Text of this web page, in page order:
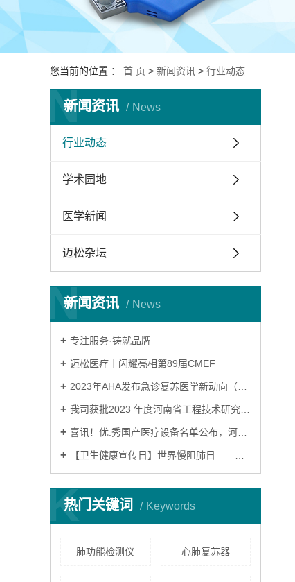
您当前的位置 ： 首 页 > 新闻资讯 > 行业动态
新闻资讯 News
N
行业动态
学术园地
医学新闻
迈松杂坛
新闻资讯 News
N
专注服务·铸就品牌
迈松医疗︱闪耀亮相第89届CMEF
2023年AHA发布急诊复苏医学新动向（一）
我司获批2023 年度河南省工程技术研究中心
喜讯！优.秀国产医疗设备名单公布，河南迈松苏邦产品连续九年荣誉上榜！
【卫生健康宣传日】世界慢阻肺日——肺系生命，刻不容缓！
热门关键词 Keywords
K
肺功能检测仪 心肺复苏器